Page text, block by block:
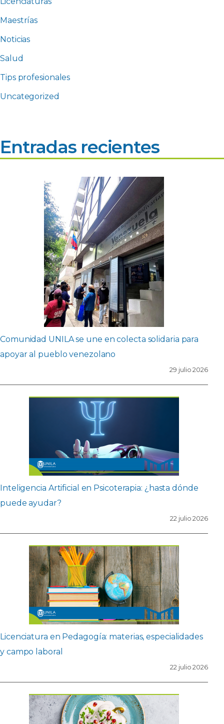
Maestrías
Noticias
Salud
Tips profesionales
Uncategorized
Entradas recientes
Comunidad UNILA se une en colecta solidaria para
apoyar al pueblo venezolano
29 julio 2026
Inteligencia Artificial en Psicoterapia: ¿hasta dónde
puede ayudar?
22 julio 2026
Licenciatura en Pedagogía: materias, especialidades
y campo laboral
22 julio 2026